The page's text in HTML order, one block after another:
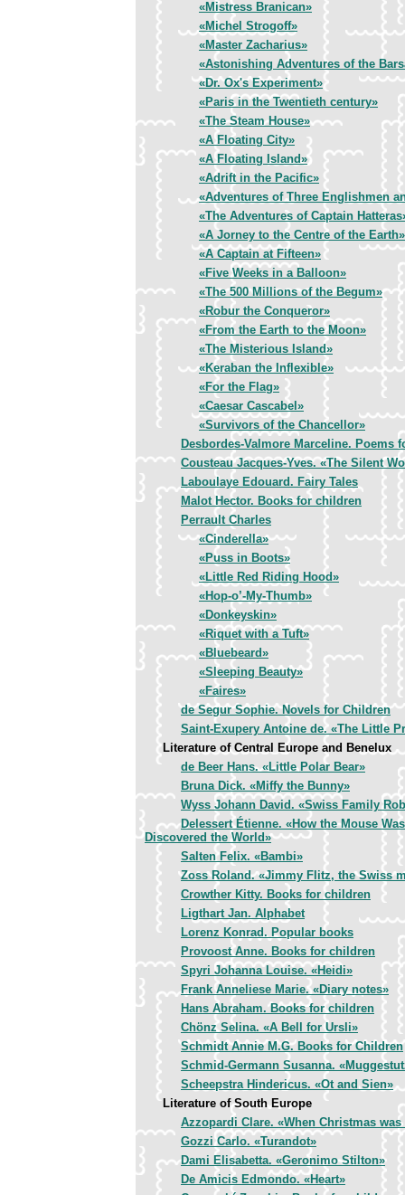
«Mistress Branican»
«Michel Strogoff»
«Master Zacharius»
«Astonishing Adventures of the
«Dr. Ox's Experiment»
«Paris in the Twentieth century»
«The Steam House»
«A Floating City»
«A Floating Island»
«Adrift in the Pacific»
«Adventures of Three Englishmen
«The Adventures of Captain
«A Jorney to the Centre of the Earth»
«A Captain at Fifteen»
«Five Weeks in a Balloon»
«The 500 Millions of the Begum»
«Robur the Conqueror»
«From the Earth to the Moon»
«The Misterious Island»
«Keraban the Inflexible»
«For the Flag»
«Caesar Cascabel»
«Survivors of the Chancellor»
Desbordes-Valmore Marceline. Poems
Cousteau Jacques-Yves. «The Silent
Laboulaye Edouard. Fairy Tales
Malot Hector. Books for children
Perrault Charles
«Cinderella»
«Puss in Boots»
«Little Red Riding Hood»
«Hop-o’-My-Thumb»
«Donkeyskin»
«Riquet with a Tuft»
«Bluebeard»
«Sleeping Beauty»
«Faires»
de Segur Sophie. Novels for Children
Saint-Exupery Antoine de. «The Little
Literature of Central Europe and Benelux
de Beer Hans. «Little Polar Bear»
Bruna Dick. «Miffy the Bunny»
Wyss Johann David. «Swiss Family
Delessert Étienne. «How the Mouse
Discovered the World»
Salten Felix. «Bambi»
Zoss Roland. «Jimmy Flitz, the Swiss
Crowther Kitty. Books for children
Ligthart Jan. Alphabet
Lorenz Konrad. Popular books
Provoost Anne. Books for children
Spyri Johanna Louise. «Heidi»
Frank Anneliese Marie. «Diary notes»
Hans Abraham. Books for children
Chönz Selina. «A Bell for Ursli»
Schmidt Annie M.G. Books for Children
Schmid-Germann Susanna.
Scheepstra Hindericus. «Ot and Sien»
Literature of South Europe
Azzopardi Clare. «When Christmas was
Gozzi Carlo. «Turandot»
Dami Elisabetta. «Geronimo Stilton»
De Amicis Edmondo. «Heart»